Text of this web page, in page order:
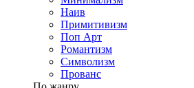
Наив
Примитивизм
Поп Арт
Романтизм
Символизм
Прованс